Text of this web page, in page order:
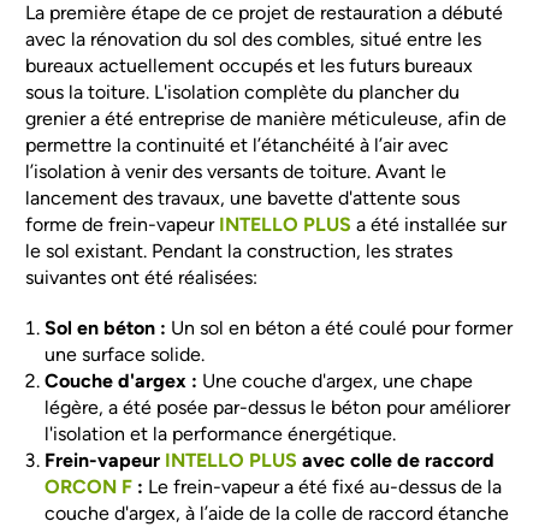
La première étape de ce projet de restauration a débuté
avec la rénovation du sol des combles, situé entre les
bureaux actuellement occupés et les futurs bureaux
sous la toiture. L'isolation complète du plancher du
grenier a été entreprise de manière méticuleuse, afin de
permettre la continuité et l’étanchéité à l’air avec
l’isolation à venir des versants de toiture. Avant le
lancement des travaux, une bavette d'attente sous
forme de frein-vapeurINTELLO PLUS a été installée sur
le sol existant. Pendant la construction, les strates
suivantes ont été réalisées:
Sol en béton : Un sol en béton a été coulé pour former
une surface solide.
Couche d'argex : Une couche d'argex, une chape
légère, a été posée par-dessus le béton pour améliorer
l'isolation et la performance énergétique.
Frein-vapeur INTELLO PLUS avec colle de raccord
ORCON F : Le frein-vapeur a été fixé au-dessus de la
couche d'argex, à l’aide de la colle de raccord étanche